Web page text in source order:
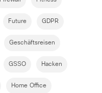
Future GDPR
Geschäftsreisen
GSSO Hacken
Home Office